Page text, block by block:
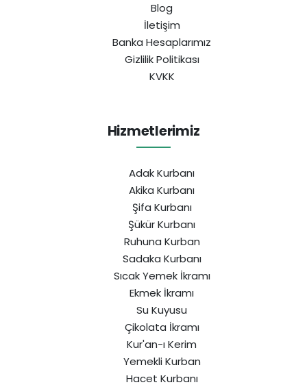
Blog
İletişim
Banka Hesaplarımız
Gizlilik Politikası
KVKK
Hizmetlerimiz
Adak Kurbanı
Akika Kurbanı
Şifa Kurbanı
Şükür Kurbanı
Ruhuna Kurban
Sadaka Kurbanı
Sıcak Yemek İkramı
Ekmek İkramı
Su Kuyusu
Çikolata İkramı
Kur'an-ı Kerim
Yemekli Kurban
Hacet Kurbanı